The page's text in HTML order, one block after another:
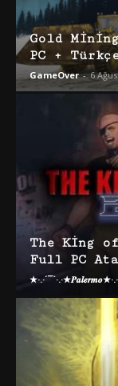
Gold
PC +
GameOver - 6
The King
Full PC